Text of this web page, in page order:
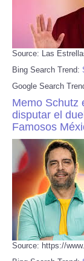
Source: Las
Bing Search Trend:
Google Search
Memo Schutz
disputar el
Famosos
Source: https://